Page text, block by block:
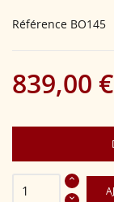
Référence BO145
839,00 €